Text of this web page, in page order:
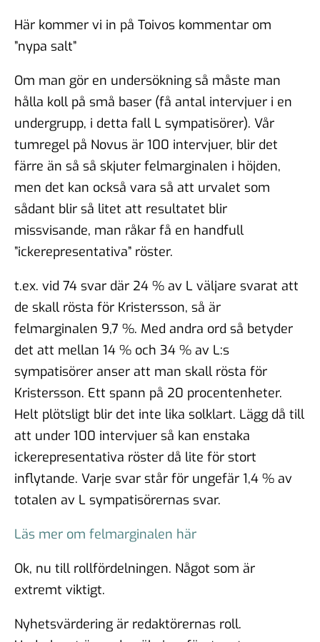
Här kommer vi in på Toivos kommentar om
”nypa salt”
Om man gör en undersökning så måste man
hålla koll på små baser (få antal intervjuer i en
undergrupp, i detta fall L sympatisörer). Vår
tumregel på Novus är 100 intervjuer, blir det
färre än så så skjuter felmarginalen i höjden,
men det kan också vara så att urvalet som
sådant blir så litet att resultatet blir
missvisande, man råkar få en handfull
”ickerepresentativa” röster.
t.ex. vid 74 svar där 24 % av L väljare svarat att
de skall rösta för Kristersson, så är
felmarginalen 9,7 %. Med andra ord så betyder
det att mellan 14 % och 34 % av L:s
sympatisörer anser att man skall rösta för
Kristersson. Ett spann på 20 procentenheter.
Helt plötsligt blir det inte lika solklart. Lägg då till
att under 100 intervjuer så kan enstaka
ickerepresentativa röster då lite för stort
inflytande. Varje svar står för ungefär 1,4 % av
totalen av L sympatisörernas svar.
Läs mer om felmarginalen här
Ok, nu till rollfördelningen. Något som är
extremt viktigt.
Nyhetsvärdering är redaktörernas roll.